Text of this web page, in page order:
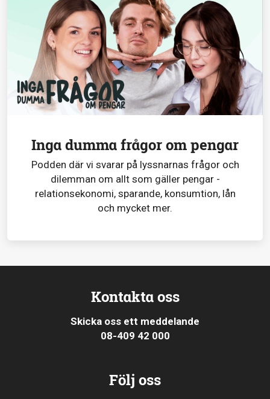
Inga dumma frågor om pengar
Podden där vi svarar på lyssnarnas frågor och
dilemman om allt som gäller pengar -
relationsekonomi, sparande, konsumtion, lån
och mycket mer.
Kontakta oss
Skicka oss ett meddelande
08-409 42 000
Följ oss